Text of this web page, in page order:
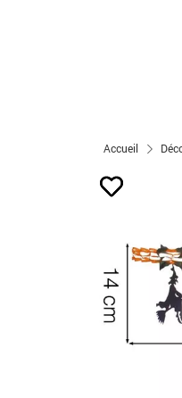
Accueil